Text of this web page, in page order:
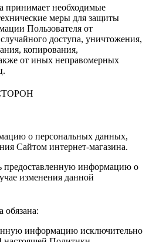
принимает необходимые
меры для защиты
Пользователя от
доступа, уничтожения,
копирования,
от иных неправомерных
о персональных данных,
Сайтом интернет-магазина.
предоставленную информацию о
изменения данной
обязана:
информацию исключительно